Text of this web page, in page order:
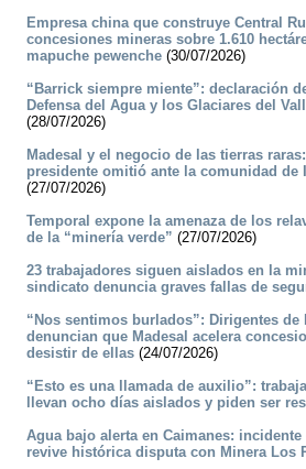
Empresa china que construye Central
concesiones mineras sobre 1.610
mapuche pewenche (30/07/2026)
“Barrick siempre miente”: declaración
Defensa del Agua y los Glaciares del
(28/07/2026)
Madesal y el negocio de las tierras
presidente omitió ante la comunidad de
(27/07/2026)
Temporal expone la amenaza de los
de la “minería verde” (27/07/2026)
23 trabajadores siguen aislados en la
sindicato denuncia graves fallas de
“Nos sentimos burlados”: Dirigentes de
denuncian que Madesal acelera
desistir de ellas (24/07/2026)
“Esto es una llamada de auxilio”:
llevan ocho días aislados y piden ser
Agua bajo alerta en Caimanes:
revive histórica disputa con Minera Los